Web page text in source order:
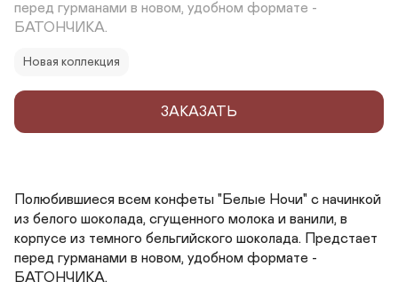
перед гурманами в новом, удобном формате -
БАТОНЧИКА.
Новая коллекция
ЗАКАЗАТЬ
Полюбившиеся всем конфеты "Белые Ночи" с начинкой
из белого шоколада, сгущенного молока и ванили, в
корпусе из темного бельгийского шоколада. Предстает
перед гурманами в новом, удобном формате -
БАТОНЧИКА.